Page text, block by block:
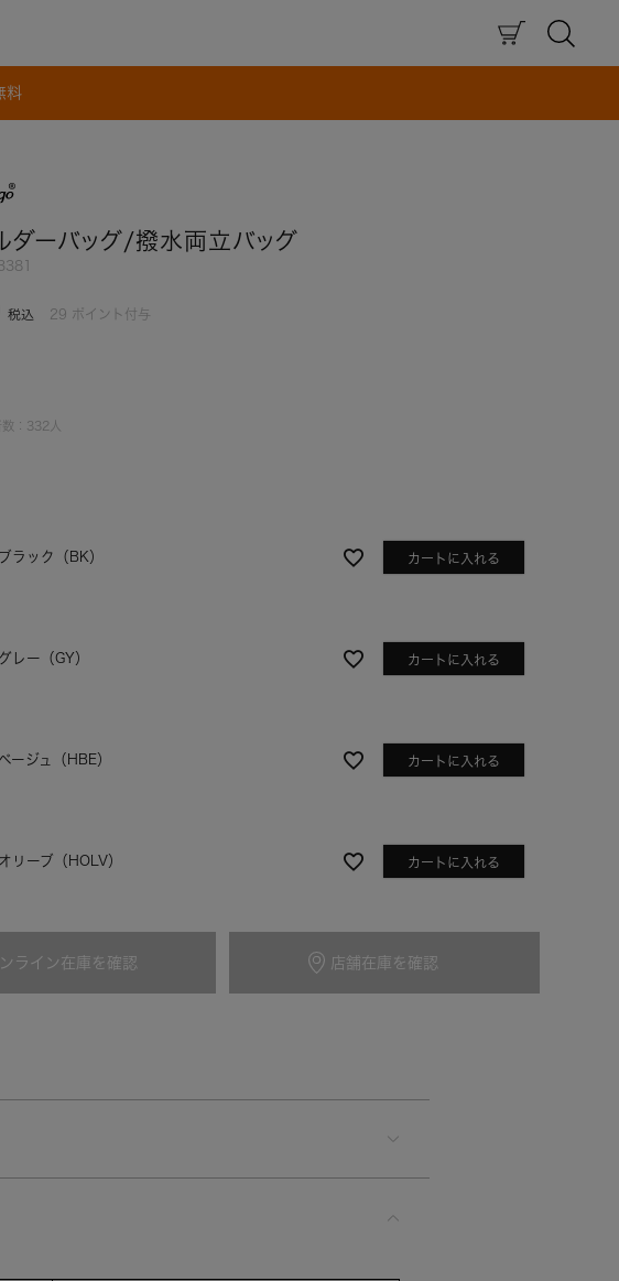
料
ダーバッグ/撥水両立バッグ
税込 29 ポイント付与
： 332 人
×
ブラック（BK） カートに入れる
グレー（GY） カートに入れる
ベージュ（HBE） カートに入れる
オリーブ（HOLV） カートに入れる
ネイビー（NV） カートに入れる
ライン在庫を確認 店舗在庫を確認